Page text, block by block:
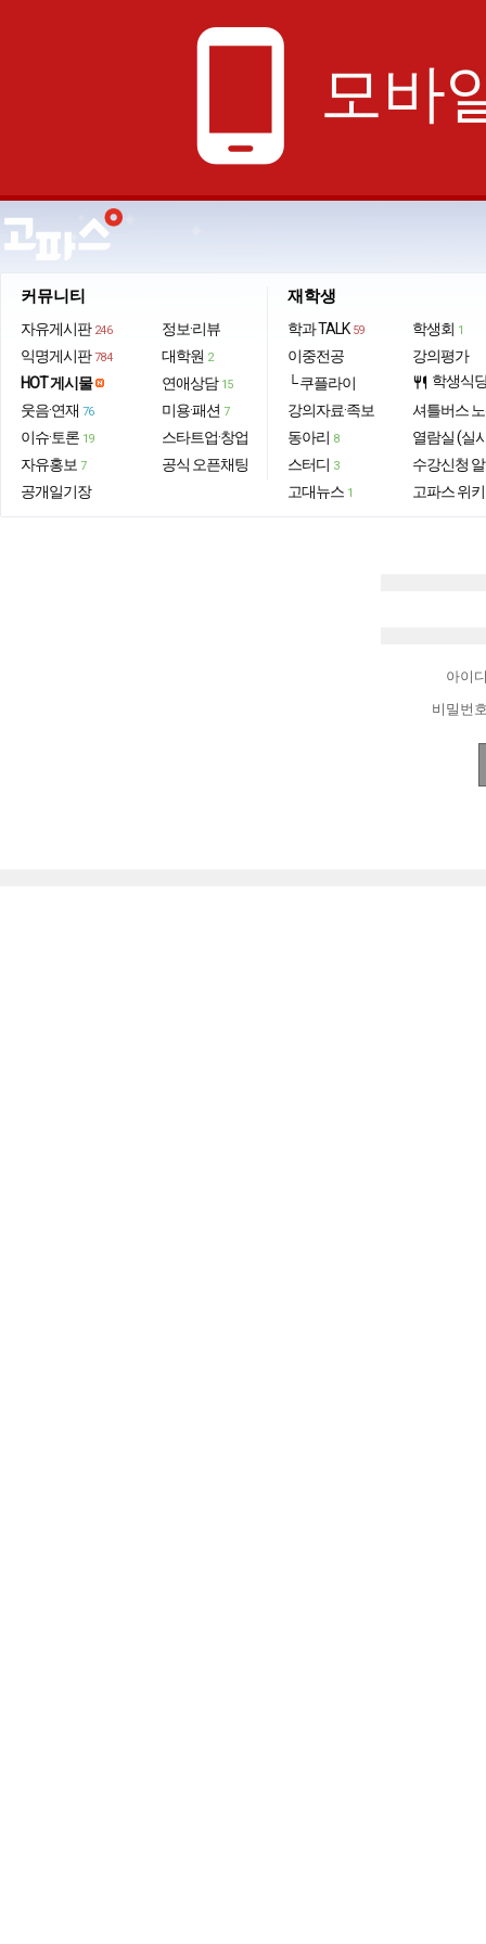
phone_android 모바
커뮤니티
자유게시판 246
익명게시판 784
HOT 게시물
웃음·연재 76
이슈·토론 19
자유홍보 7
공개일기장
정보·리뷰
대학원 2
연애상담 15
미용·패션 7
스타트업·창업
공식 오픈채팅
재학생
학과 TALK 59
이중전공
└ 쿠플라이
강의자료·족보
동아리 8
스터디 3
고대뉴스 1
학생회 1
강의평가
restaurant 학생식
셔틀버스
열람실 (실
수강신청
고파스 위키
아이
비밀번